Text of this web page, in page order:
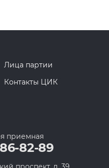
Лица партии
Контакты ЦИК
приемная
82-89